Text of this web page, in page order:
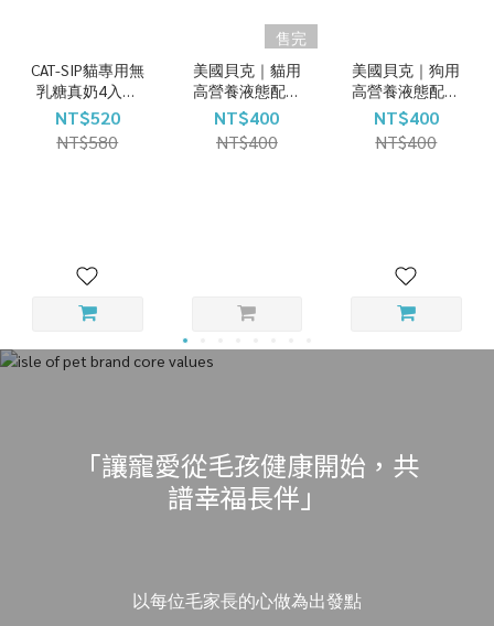
CAT-SIP貓專用無
乳糖真奶4入組
236ml
NT$520
NT$580
售完
美國貝克｜貓用
高營養液態配方
473ml
NT$400
NT$400
美國貝克｜狗用
高營養液態配方
473ml
NT$400
NT$400
「讓寵愛從毛孩健康開始，共
譜幸福長伴」
以每位毛家長的心做為出發點